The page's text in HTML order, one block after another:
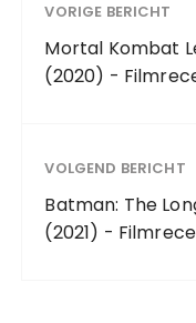
VORIGE BERICHT
Mortal Kombat
(2020) -
VOLGEND BERICHT
Batman: The
(2021) -